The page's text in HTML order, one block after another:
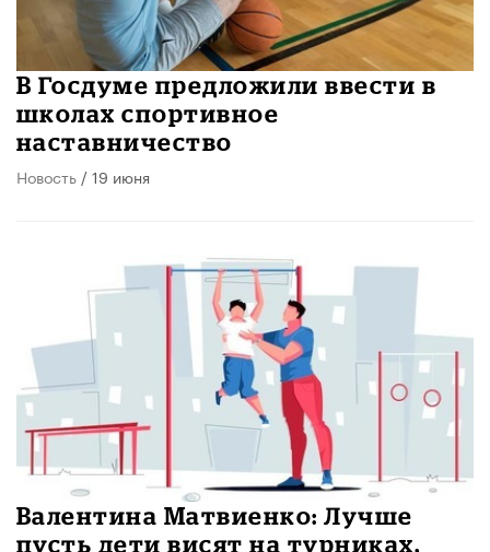
В Госдуме предложили ввести в
школах спортивное
наставничество
Новость / 19 июня
Валентина Матвиенко: Лучше
пусть дети висят на турниках,